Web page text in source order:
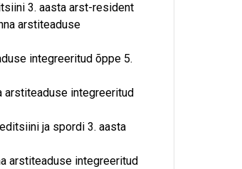
3. aasta arst-resident
arstiteaduse
integreeritud õppe 5.
arstiteaduse integreeritud
ja spordi 3. aasta
arstiteaduse integreeritud